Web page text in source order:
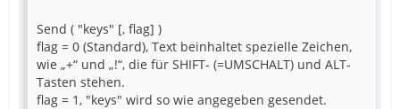
Send ( "keys" [, flag] )
flag = 0 (Standard), Text beinhaltet spezielle Zeichen,
wie „+“ und „!“, die für SHIFT- (=UMSCHALT) und ALT-
Tasten stehen.
flag = 1, "keys" wird so wie angegeben gesendet.